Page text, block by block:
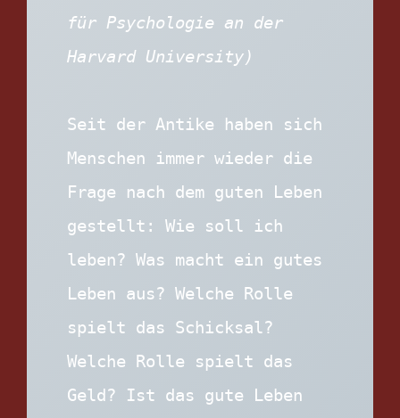
für Psychologie an der
Harvard University)
Seit der Antike haben sich
Menschen immer wieder die
Frage nach dem guten Leben
gestellt: Wie soll ich
leben? Was macht ein gutes
Leben aus? Welche Rolle
spielt das Schicksal?
Welche Rolle spielt das
Geld? Ist das gute Leben